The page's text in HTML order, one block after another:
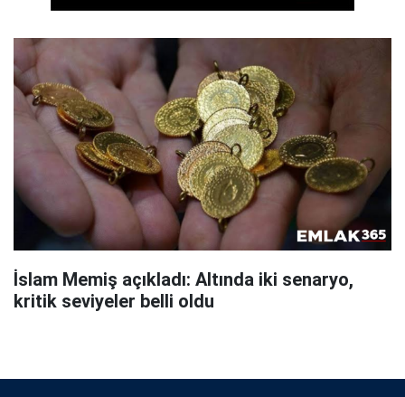
İslam Memiş açıkladı: Altında iki senaryo,
kritik seviyeler belli oldu